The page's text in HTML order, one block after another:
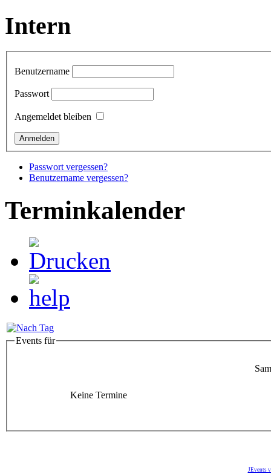
Intern
Benutzername
Passwort
Angemeldet bleiben
Passwort vergessen?
Benutzername vergessen?
Terminkalender
Events für
Keine Termine
JEvents